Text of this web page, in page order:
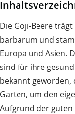
Die Goji-Beere
barbarum und
Europa und Asien.
sind für ihre
bekannt geworden,
Garten, um den
Aufgrund der guten